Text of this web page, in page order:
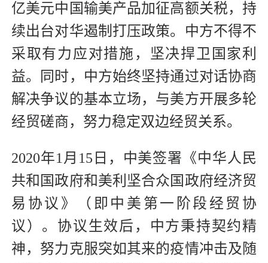
亿美元中国输美产品加征高额关税，持
续出台对华遏制打压政策。中方不得不
采取有力应对措施，坚决捍卫国家利
益。同时，中方始终坚持通过对话协商
解决争议的基本立场，与美方开展多轮
经贸磋商，努力稳定双边经贸关系。
2020年1月15日，中美签署《中华人民
共和国政府和美利坚合众国政府经济贸
易协议》（即中美第一阶段经贸协
议）。协议生效后，中方秉持契约精
神，努力克服突如其来的疫情冲击及随